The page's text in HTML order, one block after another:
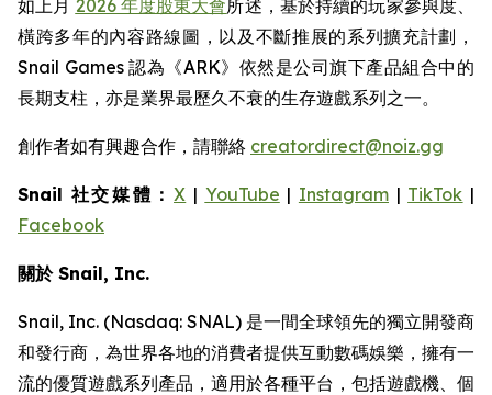
如上月 2026 年度股東大會所述，基於持續的玩家參與度、
橫跨多年的內容路線圖，以及不斷推展的系列擴充計劃，
Snail Games 認為《ARK》依然是公司旗下產品組合中的
長期支柱，亦是業界最歷久不衰的生存遊戲系列之一。
創作者如有興趣合作，請聯絡 creatordirect@noiz.gg
Snail 社交媒體：X | YouTube | Instagram| TikTok |
Facebook
關於 Snail, Inc.
Snail, Inc. (Nasdaq: SNAL) 是一間全球領先的獨立開發商
和發行商，為世界各地的消費者提供互動數碼娛樂，擁有一
流的優質遊戲系列產品，適用於各種平台，包括遊戲機、個